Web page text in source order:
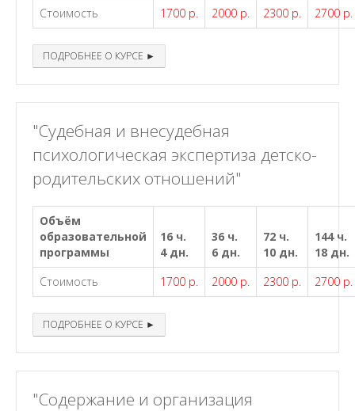
Стоимость
1700 р. 2000 р. 2300 р. 2700 р.
ПОДРОБНЕЕ О КУРСЕ ►
"Судебная и внесудебная
психологическая экспертиза детско-
родительских отношений"
Объём
образовательной
программы
16 ч.
4 дн.
36 ч.
6 дн.
72 ч.
10 дн.
144 ч.
18 дн.
Стоимость
1700 р. 2000 р. 2300 р. 2700 р.
ПОДРОБНЕЕ О КУРСЕ ►
"Содержание и организация